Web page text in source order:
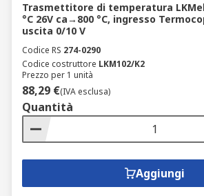
Trasmettitore di temperatura
°C 26V ca→800 °C, ingresso
uscita 0/10 V
Codice RS 274-0290
Codice costruttore LKM102/K2
Prezzo per 1 unità
88,29 €(IVA esclusa)
Quantità
Aggiungi